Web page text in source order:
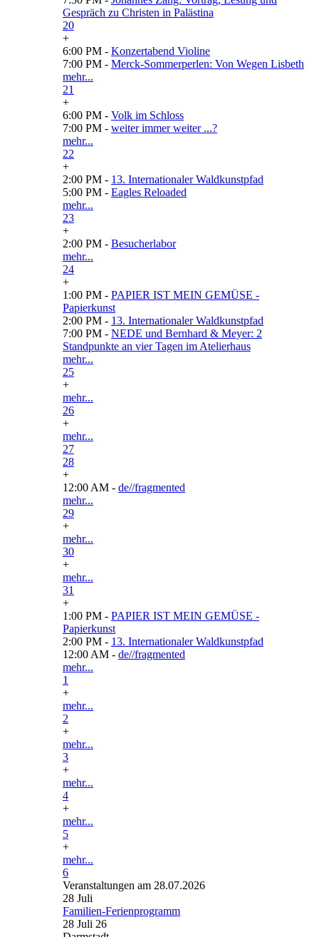
Gespräch zu Christen in Palästina
20
+
6:00 PM - Konzertabend Violine
7:00 PM - Merck-Sommerperlen: Von Wegen Lisbeth
mehr...
21
+
6:00 PM - Volk im Schloss
7:00 PM - weiter immer weiter ...?
mehr...
22
+
2:00 PM - 13. Internationaler Waldkunstpfad
5:00 PM - Eagles Reloaded
mehr...
23
+
2:00 PM - Besucherlabor
mehr...
24
+
1:00 PM - PAPIER IST MEIN GEMÜSE -
Papierkunst
2:00 PM - 13. Internationaler Waldkunstpfad
7:00 PM - NEDE und Bernhard & Meyer: 2
Standpunkte an vier Tagen im Atelierhaus
mehr...
25
+
mehr...
26
+
mehr...
27
28
+
12:00 AM - de//fragmented
mehr...
29
+
mehr...
30
+
mehr...
31
+
1:00 PM - PAPIER IST MEIN GEMÜSE -
Papierkunst
2:00 PM - 13. Internationaler Waldkunstpfad
12:00 AM - de//fragmented
mehr...
1
+
mehr...
2
+
mehr...
3
+
mehr...
4
+
mehr...
5
+
mehr...
6
Veranstaltungen am 28.07.2026
28 Juli
Familien-Ferienprogramm
28 Juli 26